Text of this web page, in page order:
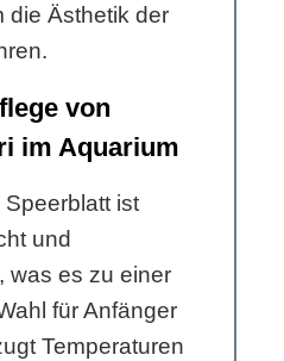
die Ästhetik der
von
im Aquarium
ist
und
was es zu einer
für Anfänger
Temperaturen